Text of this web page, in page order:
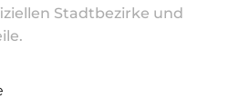
Stadtbezirke und